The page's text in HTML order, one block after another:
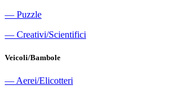
― Puzzle
― Creativi/Scientifici
Veicoli/Bambole
― Aerei/Elicotteri